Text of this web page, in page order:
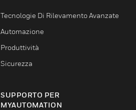
Tecnologie Di Rilevamento Avanzate
Automazione
Produttività
Sicurezza
SUPPORTO PER
MYAUTOMATION